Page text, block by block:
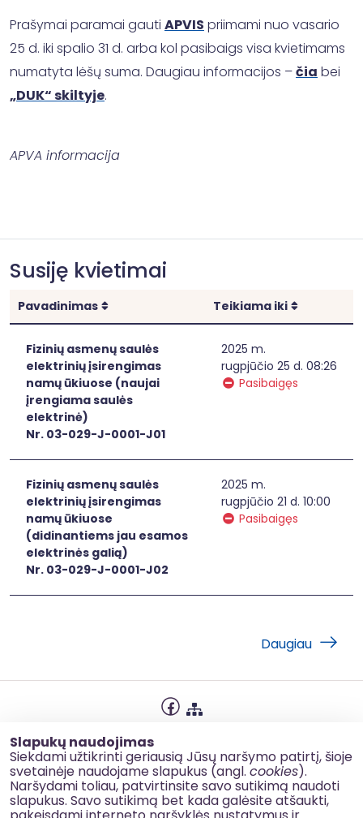
Slapukų naudojimas
Siekdami užtikrinti geriausią Jūsų naršymo patirtį, šioje
svetainėje naudojame slapukus (angl. cookies).
Naršydami toliau, patvirtinsite savo sutikimą naudoti
slapukus. Savo sutikimą bet kada galėsite atšaukti,
Prašymai paramai gauti APVIS priimami nuo vasario
25 d. iki spalio 31 d. arba kol pasibaigs visa kvietimams
numatyta lėšų suma. Daugiau informacijos –čia bei
„DUK“ skiltyje.
APVA informacija
Susiję kvietimai
Pavadinimas Rikiuoti Teikiama iki Rikiuoti
Fizinių asmenų saulės
elektrinių įsirengimas
namų ūkiuose (naujai
įrengiama saulės
elektrinė)
Nr. 03-029-J-0001-J01
2025 m.
rugpjūčio 25 d. 08:26
Pasibaigęs
Fizinių asmenų saulės
elektrinių įsirengimas
namų ūkiuose
(didinantiems jau esamos
elektrinės galią)
Nr. 03-029-J-0001-J02
2025 m.
rugpjūčio 21 d. 10:00
Pasibaigęs
Daugiau
Slapukų naudojimas
Korupcijos prevencija
Kontaktai